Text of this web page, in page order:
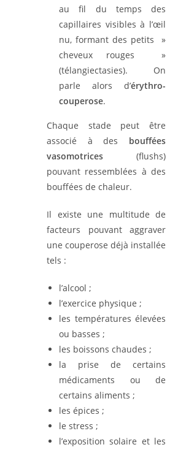
au fil du temps des
capillaires visibles à l’œil
nu, formant des petits »
cheveux rouges »
(télangiectasies). On
parle alors d’érythro-
couperose.
Chaque stade peut être
associé à des bouffées
vasomotrices (flushs)
pouvant ressemblées à des
bouffées de chaleur.
Il existe une multitude de
facteurs pouvant aggraver
une couperose déjà installée
tels :
l’alcool ;
l’exercice physique ;
les températures élevées
ou basses ;
les boissons chaudes ;
la prise de certains
médicaments ou de
certains aliments ;
les épices ;
le stress ;
l’exposition solaire et les